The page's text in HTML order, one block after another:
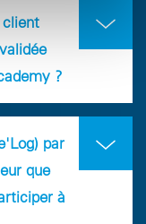
client
?
par
que
à